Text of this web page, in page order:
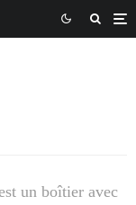
un boîtier avec